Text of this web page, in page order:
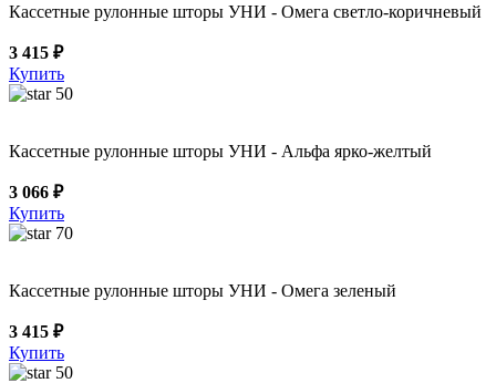
Кассетные рулонные шторы УНИ - Омега светло-коричневый
3 415 ₽
Купить
50
Кассетные рулонные шторы УНИ - Альфа ярко-желтый
3 066 ₽
Купить
70
Кассетные рулонные шторы УНИ - Омега зеленый
3 415 ₽
Купить
50